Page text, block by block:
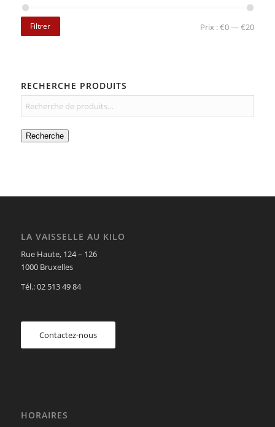
Filtrer Prix :€0—€20
RECHERCHE PRODUITS
Recherche
LA VAISSELLE AU KILO
Rue Haute, 124 – 126
1000 Bruxelles
Tél.: 02 513 49 84
Contactez-nous
HORAIRES